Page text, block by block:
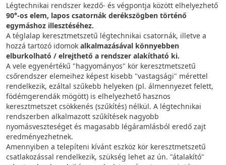
Légtechnikai rendszer kezdő- és végpontja között elhelyezhető
90°-os elem, lapos csatornák derékszögben történő
egymáshoz illesztéséhez.
A téglalap keresztmetszetű légtechnikai csatornák, illetve a
hozzá tartozó idomok alkalmazásával könnyebben
elburkolható / elrejthető a rendszer alakítható ki.
A vele egyenértékű "hagyományos" kör keresztmetszetű
csőrendszer elemeihez képest kisebb "vastagsági" mérettel
rendelkezik, ezáltal szűkebb helyeken (pl. álmennyezet felett,
födémgerendák mögött) is elhelyezhető hasznos
keresztmetszet csökkenés (szűkítés) nélkül. A légtechnikai
rendszerben alkalmazott szűkítések nagyobb
nyomásveszteséget és magasabb légáramlásból eredő zajt
eredményezhetnek.
Amennyiben a telepíteni kívánt eszköz kör keresztmetszetű
csatlakozással rendelkezik, szükség lehet az ún. "átalakító"